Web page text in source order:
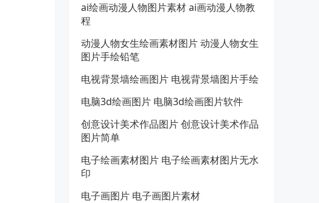
ai绘画动漫人物图片素材 ai画动漫人物教
程
动漫人物女生绘画素材图片 动漫人物女生
图片手绘铅笔
电视背景墙绘画图片 电视背景墙图片手绘
电脑3d绘画图片 电脑3d绘画图片软件
创意设计美术作品图片 创意设计美术作品
图片简单
电子绘画素材图片 电子绘画素材图片无水
印
电子画图片 电子画图片素材